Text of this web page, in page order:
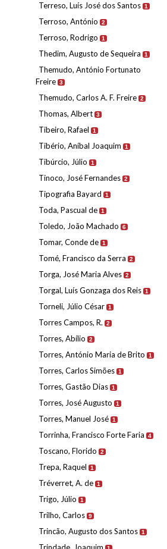
Terreso, Luís José dos Santos 1
Terroso, António 2
Terroso, Rodrigo 1
Thedim, Augusto de Sequeira 1
Themudo, António Fortunato
Freire 3
Themudo, Carlos A. F. Freire 2
Thomas, Albert 3
Tibeiro, Rafael 1
Tibério, Aníbal Joaquim 1
Tibúrcio, Júlio 1
Tinoco, José Fernandes 2
Tipografia Bayard 1
Toda, Pascual de 1
Toledo, João Machado 6
Tomar, Conde de 1
Tomé, Francisco da Serra 2
Torga, José Maria Alves 2
Torgal, Luís Gonzaga dos Reis 1
Torneli, Júlio César 1
Torres Campos, R. 2
Torres, Abílio 2
Torres, António Maria de Brito 1
Torres, Carlos Simões 1
Torres, Gastão Dias 1
Torres, José Augusto 1
Torres, Manuel José 1
Torrinha, Francisco Forte Faria 4
Toscano, Florido 2
Trepa, Raquel 1
Tréverret, A. de 1
Trigo, Júlio 1
Trilho, Carlos 9
Trincão, Augusto dos Santos 1